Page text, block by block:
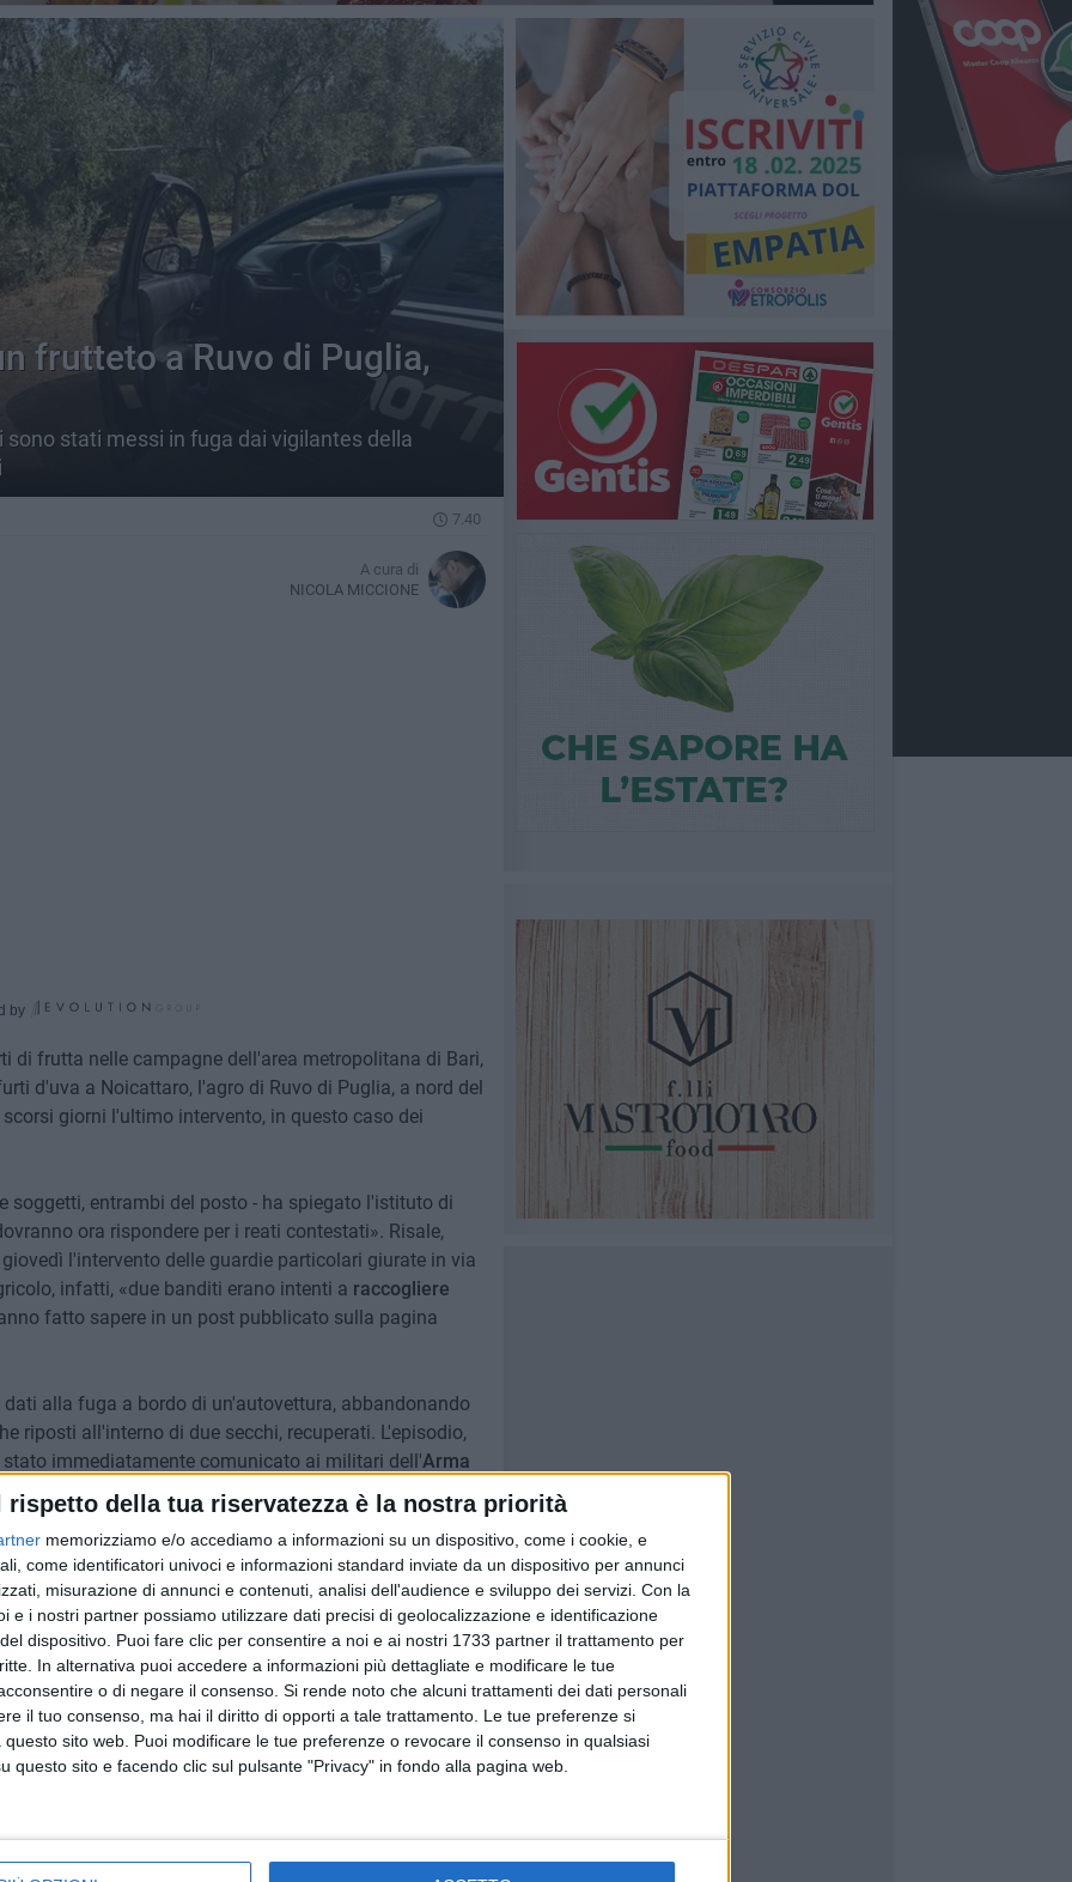
rispetto della tua riservatezza è la nostra priorità
memorizziamo e/o accediamo a informazioni su un dispositivo, come i cookie, e
come identificatori univoci e informazioni standard inviate da un dispositivo per annunci
misurazione di annunci e contenuti, analisi dell'audience e sviluppo dei servizi. Con la
e i nostri partner possiamo utilizzare dati precisi di geolocalizzazione e identificazione
dispositivo. Puoi fare clic per consentire a noi e ai nostri 1733 partner il trattamento per
In alternativa puoi accedere a informazioni più dettagliate e modificare le tue
o di negare il consenso. Si rende noto che alcuni trattamenti dei dati personali
il tuo consenso, ma hai il diritto di opporti a tale trattamento. Le tue preferenze si
sito web. Puoi modificare le tue preferenze o revocare il consenso in qualsiasi
questo sito e facendo clic sul pulsante "Privacy" in fondo alla pagina web.
frutteto a Ruvo di Puglia,
sono stati messi in fuga dai vigilantes della
7.40
A cura di
NICOLA MICCIONE
by
di frutta nelle campagne dell'area metropolitana di Bari,
d'uva a Noicattaro, l'agro di Ruvo di Puglia, a nord del
giorni l'ultimo intervento, in questo caso dei
soggetti, entrambi del posto - ha spiegato l'istituto di
ora rispondere per i reati contestati». Risale,
l'intervento delle guardie particolari giurate in via
infatti, «due banditi erano intenti a raccogliere
fatto sapere in un post pubblicato sulla pagina
alla fuga a bordo di un'autovettura, abbandonando
riposti all'interno di due secchi, recuperati. L'episodio,
stato immediatamente comunicato ai militari dell'Arma
con professionalità e rapidità sono riusciti ad
di Puglia, che dovranno adesso rispondere per i reati
di desumere che i due erano nelle vicinanze del luogo
della pattuglia dellaMetronotteche ha mandato
La refurtiva, invece, è stata riconsegnata al legittimo